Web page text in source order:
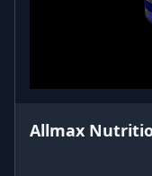
προάγουν τη
αναστέλλουν τη
βελτιώσουν τη
Η μοσχαρίσια
Allmax